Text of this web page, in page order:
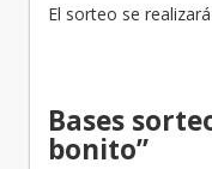
El sorteo se
Bases
bonito”